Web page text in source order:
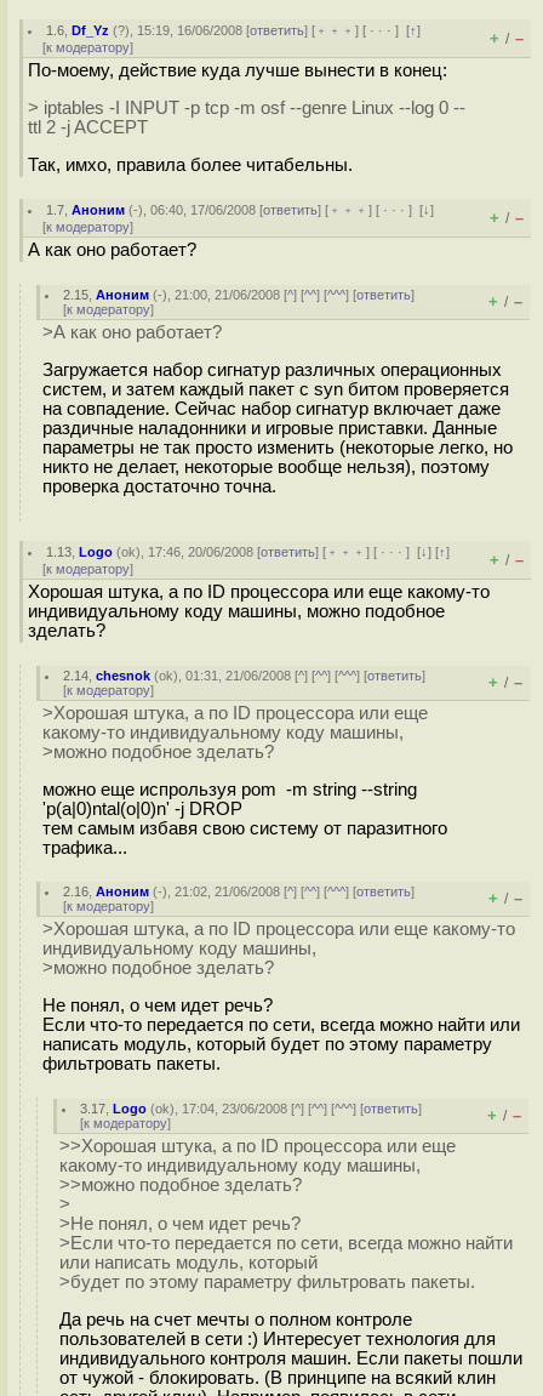
1.6 ,Df_Yz (?), 15:19, 16/06/2008 [ответить] [ ﹢﹢﹢] [ · · ·][↑]
[к модератору] + / –
По-моему, действие куда лучше вынести в конец:
> iptables -I INPUT -p tcp -m osf --genre Linux --log 0 --
ttl 2 -j ACCEPT
Так, имхо, правила более читабельны.
1.7 ,Аноним (-), 06:40, 17/06/2008 [ответить] [ ﹢﹢﹢] [ · · ·][↓]
[к модератору] + / –
А как оно работает?
2.15 ,Аноним (-), 21:00, 21/06/2008 [^] [^^] [^^^] [ответить]
[к модератору] + / –
>А как оно работает?
Загружается набор сигнатур различных операционных
систем, и затем каждый пакет с syn битом проверяется
на совпадение. Сейчас набор сигнатур включает даже
раздичные наладонники и игровые приставки. Данные
параметры не так просто изменить (некоторые легко, но
никто не делает, некоторые вообще нельзя), поэтому
проверка достаточно точна.
1.13 ,Logo (ok), 17:46, 20/06/2008 [ответить] [ ﹢﹢﹢] [ · · ·][↓] [↑]
[к модератору] + / –
Хорошая штука, а по ID процессора или еще какому-то
индивидуальному коду машины, можно подобное
зделать?
2.14 ,chesnok (ok), 01:31, 21/06/2008 [^] [^^] [^^^] [ответить]
[к модератору] + / –
>Хорошая штука, а по ID процессора или еще
какому-то индивидуальному коду машины,
>можно подобное зделать?
можно еще испрользуя pom -m string --string
'p(a|0)ntal(o|0)n' -j DROP
тем самым избавя свою систему от паразитного
трафика...
2.16 ,Аноним (-), 21:02, 21/06/2008 [^] [^^] [^^^] [ответить]
[к модератору] + / –
>Хорошая штука, а по ID процессора или еще какому-то
индивидуальному коду машины,
>можно подобное зделать?
Не понял, о чем идет речь?
Если что-то передается по сети, всегда можно найти или
написать модуль, который будет по этому параметру
фильтровать пакеты.
3.17 ,Logo (ok), 17:04, 23/06/2008 [^] [^^] [^^^] [ответить]
[к модератору] + / –
>>Хорошая штука, а по ID процессора или еще
какому-то индивидуальному коду машины,
>>можно подобное зделать?
>
>Не понял, о чем идет речь?
>Если что-то передается по сети, всегда можно найти
или написать модуль, который
>будет по этому параметру фильтровать пакеты.
Да речь на счет мечты о полном контроле
пользователей в сети :) Интересует технология для
индивидуального контроля машин. Если пакеты пошли
от чужой - блокировать. (В принципе на всякий клин